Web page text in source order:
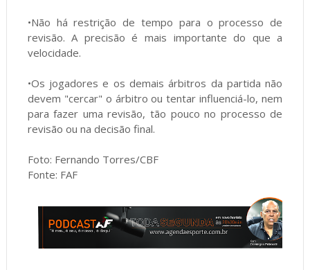
•Não há restrição de tempo para o processo de
revisão. A precisão é mais importante do que a
velocidade.
•Os jogadores e os demais árbitros da partida não
devem "cercar" o árbitro ou tentar influenciá-lo, nem
para fazer uma revisão, tão pouco no processo de
revisão ou na decisão final.
Foto: Fernando Torres/CBF
Fonte: FAF